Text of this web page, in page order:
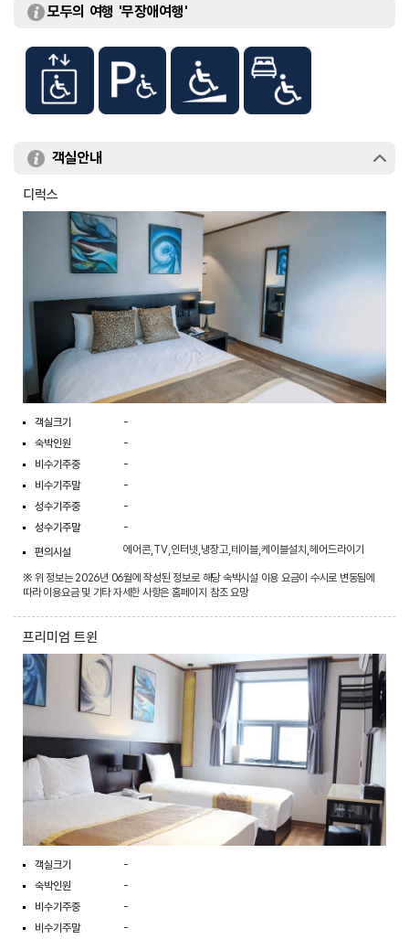
모두의 여행 '무장애여행'
객실안내
디럭스
객실크기
-
숙박인원
-
비수기주중
-
비수기주말
-
성수기주중
-
성수기주말
-
편의시설
에어콘,TV,인터넷,냉장고,테이블,케이블설치,헤어드라이기
※ 위 정보는 2026년 06월에 작성된 정보로 해당 숙박시설 이용 요금이 수시로 변동됨에
따라 이용요금 및 기타 자세한 사항은 홈페이지 참조 요망
프리미엄 트윈
객실크기
-
숙박인원
-
비수기주중
-
비수기주말
-